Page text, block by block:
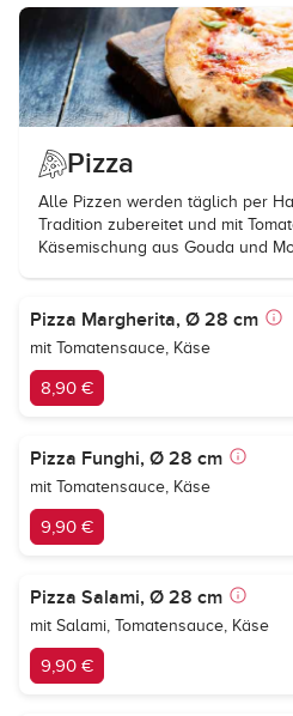
Pizza
Alle Pizzen werden täglich per
Tradition zubereitet und mit
Käsemischung aus Gouda und
Pizza Margherita, Ø 28 cm
mit Tomatensauce, Käse
8,90 €
Pizza Funghi, Ø 28 cm
mit Tomatensauce, Käse
9,90 €
Pizza Salami, Ø 28 cm
mit Salami, Tomatensauce, Käse
9,90 €